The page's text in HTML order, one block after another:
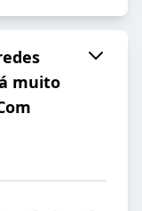
muito